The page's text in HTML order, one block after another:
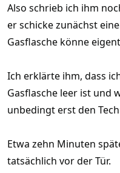
Also schrieb ich ihm
er schicke zunächst
Gasflasche könne
Ich erklärte ihm, dass
Gasflasche leer ist und
unbedingt erst den
Etwa zehn Minuten
tatsächlich vor der Tür.